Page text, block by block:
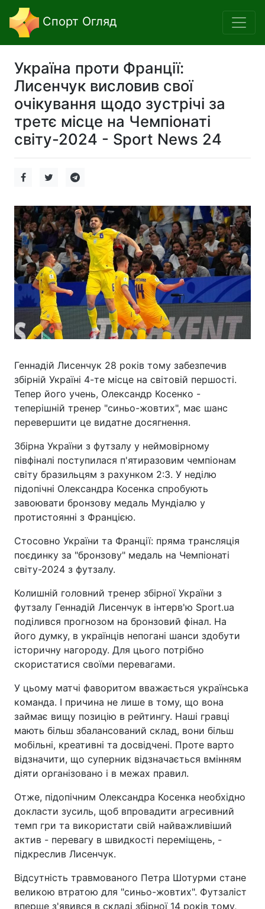
Спорт Огляд
Україна проти Франції:
Лисенчук висловив свої
очікування щодо зустрічі за
третє місце на Чемпіонаті
світу-2024 - Sport News 24
Геннадій Лисенчук 28 років тому забезпечив
збірній Україні 4-те місце на світовій першості.
Тепер його учень, Олександр Косенко -
теперішній тренер "синьо-жовтих", має шанс
перевершити це видатне досягнення.
Збірна України з футзалу у неймовірному
півфіналі поступилася п'ятиразовим чемпіонам
світу бразильцям з рахунком 2:3. У неділю
підопічні Олександра Косенка спробують
завоювати бронзову медаль Мундіалю у
протистоянні з Францією.
Стосовно України та Франції: пряма трансляція
поєдинку за "бронзову" медаль на Чемпіонаті
світу-2024 з футзалу.
Колишній головний тренер збірної України з
футзалу Геннадій Лисенчук в інтерв'ю Sport.ua
поділився прогнозом на бронзовий фінал. На
його думку, в українців непогані шанси здобути
історичну нагороду. Для цього потрібно
скористатися своїми перевагами.
У цьому матчі фаворитом вважається українська
команда. І причина не лише в тому, що вона
займає вищу позицію в рейтингу. Наші гравці
мають більш збалансований склад, вони більш
мобільні, креативні та досвідчені. Проте варто
відзначити, що суперник відзначається вмінням
діяти організовано і в межах правил.
Отже, підопічним Олександра Косенка необхідно
докласти зусиль, щоб впровадити агресивний
темп гри та використати свій найважливіший
актив - перевагу в швидкості переміщень, -
підкреслив Лисенчук.
Відсутність травмованого Петра Шотурми стане
великою втратою для "синьо-жовтих". Футзаліст
вперше з'явився в складі збірної 14 років тому,